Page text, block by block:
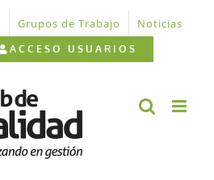
Grupos de Trabajo
Noticias
ACCESO USUARIOS